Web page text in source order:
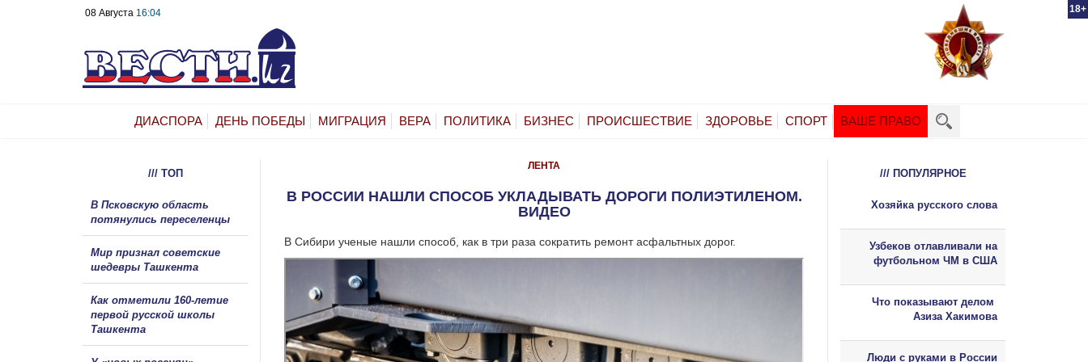
18+
08 Августа 16:04
ДИАСПОРА ДЕНЬ ПОБЕДЫ МИГРАЦИЯ ВЕРА ПОЛИТИКА БИЗНЕС ПРОИСШЕСТВИЕ ЗДОРОВЬЕ СПОРТ ВАШЕ ПРАВО
ЛЕНТА
В РОССИИ НАШЛИ СПОСОБ УКЛАДЫВАТЬ ДОРОГИ ПОЛИЭТИЛЕНОМ.
ВИДЕО
В Сибири ученые нашли способ, как в три раза сократить ремонт асфальтных дорог.
/// ТОП
В Псковскую область
потянулись переселенцы
Мир признал советские
шедевры Ташкента
Как отметили 160-летие
первой русской школы
Ташкента
/// ПОПУЛЯРНОЕ
Хозяйка русского слова
Узбеков отлавливали на
футбольном ЧМ в США
Что показывают делом
Азиза Хакимова
Люди с руками в России